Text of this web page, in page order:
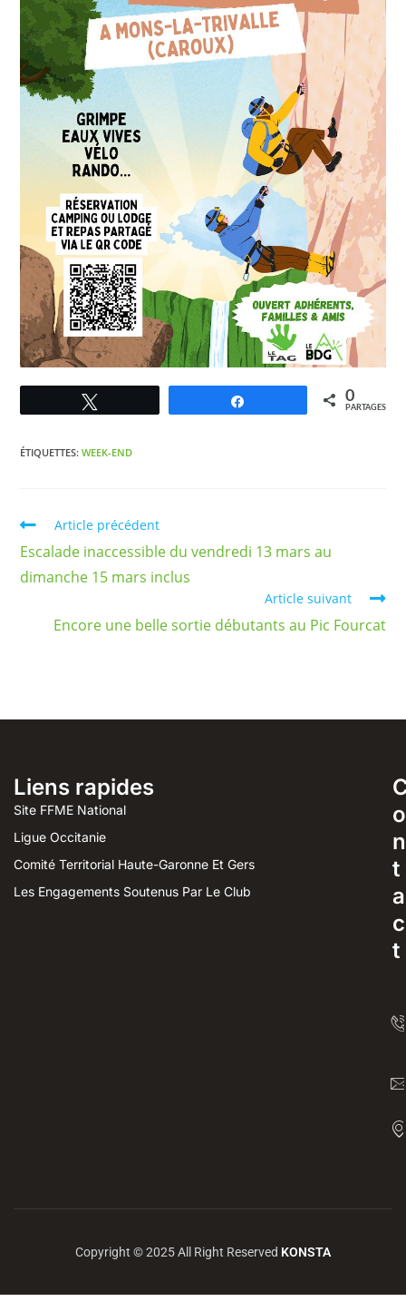
0
PARTAGES
ÉTIQUETTES:WEEK-END
Article précédent
Escalade inaccessible du vendredi 13 mars au
dimanche 15 mars inclus
Article suivant
Encore une belle sortie débutants au Pic Fourcat
Liens rapides
Site FFME National
Ligue Occitanie
Comité Territorial Haute-Garonne Et Gers
Les Engagements Soutenus Par Le Club
o
n
t
a
c
t
Copyright © 2025 All Right Reserved KONSTA